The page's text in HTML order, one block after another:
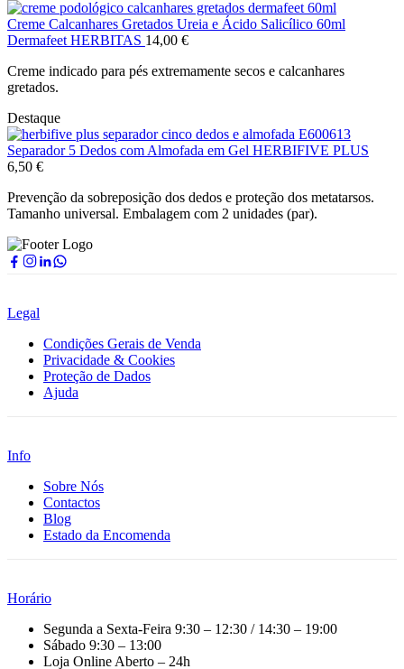
Creme Calcanhares Gretados Ureia e Ácido Salicílico 60ml
Dermafeet HERBITAS 14,00 €
Creme indicado para pés extremamente secos e calcanhares
gretados.
Destaque
Separador 5 Dedos com Almofada em Gel HERBIFIVE PLUS
6,50 €
Prevenção da sobreposição dos dedos e proteção dos metatarsos.
Tamanho universal. Embalagem com 2 unidades (par).
Legal
Condições Gerais de Venda
Privacidade & Cookies
Proteção de Dados
Ajuda
Info
Sobre Nós
Contactos
Blog
Estado da Encomenda
Horário
Segunda a Sexta-Feira 9:30 – 12:30 / 14:30 – 19:00
Sábado 9:30 – 13:00
Loja Online Aberto – 24h